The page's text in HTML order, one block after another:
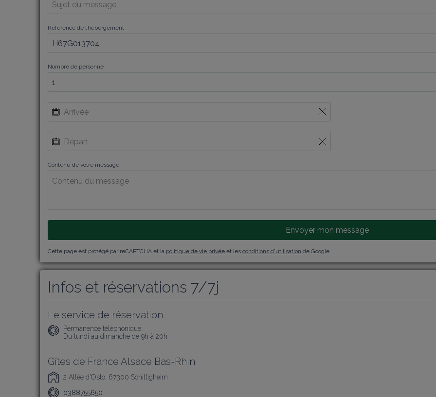
Référence de l’hébergement
Nombre de personne
Contenu de votre message
Envoyer mon message
Cette page est protégé par reCAPTCHA et la politique de vie privée et les conditions d'utilisation de Google.
Infos et réservations 7/7j
Le service de réservation
Permanence téléphonique :
Du lundi au dimanche de 9h à 20h
Gîtes de France Alsace Bas-Rhin
2 Allée d'Oslo, 67300 Schiltigheim
0388755650